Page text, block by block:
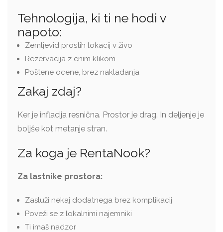
Tehnologija, ki ti ne hodi v
napoto:
Zemljevid prostih lokacij v živo
Rezervacija z enim klikom
Poštene ocene, brez nakladanja
Zakaj zdaj?
Ker je inflacija resnična. Prostor je drag. In deljenje je
boljše kot metanje stran.
Za koga je RentaNook?
Za lastnike prostora:
Zasluži nekaj dodatnega brez komplikacij
Poveži se z lokalnimi najemniki
Ti imaš nadzor